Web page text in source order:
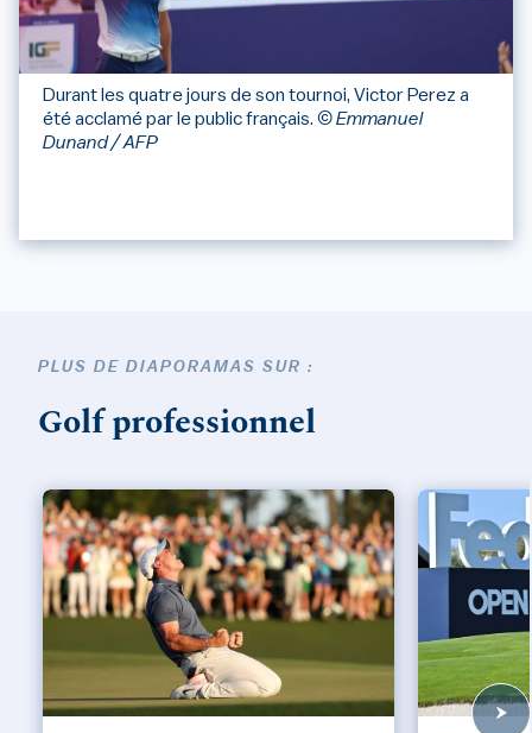
Durant les quatre jours de son tournoi, Victor Perez a
été acclamé par le public français. © Emmanuel
Dunand / AFP
PLUS DE DIAPORAMAS SUR :
Golf professionnel